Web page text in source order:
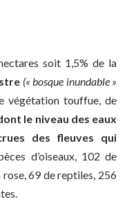
soit 1,5% de la
(« bosque inundable »
végétation touffue, de
le niveau des eaux
des fleuves qui
d’oiseaux, 102 de
69 de reptiles, 256